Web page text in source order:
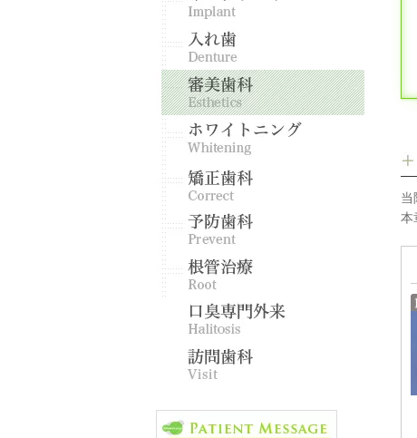
矯正歯科
予防歯科
口臭専
当
本